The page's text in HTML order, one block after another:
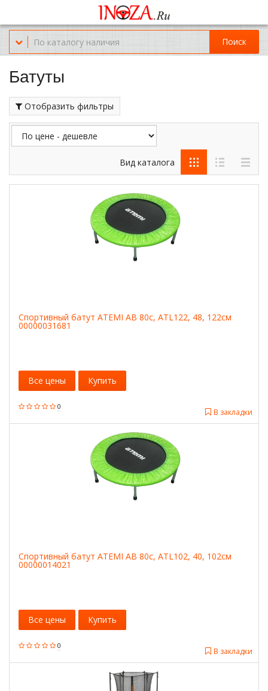
Офис обслуживания г.Краснодар (KRD) Куликова Поля 2 (магазин
Нож-мясо)
8-(967)-300-69-11
Поиск
Батуты
Отобразить фильтры
Вид каталога
Спортивный батут ATEMI AB 80c, ATL122, 48, 122см
00000031681
0
В закладки
Все цены Купить
Спортивный батут ATEMI AB 80c, ATL102, 40, 102см
00000014021
0
В закладки
Все цены Купить